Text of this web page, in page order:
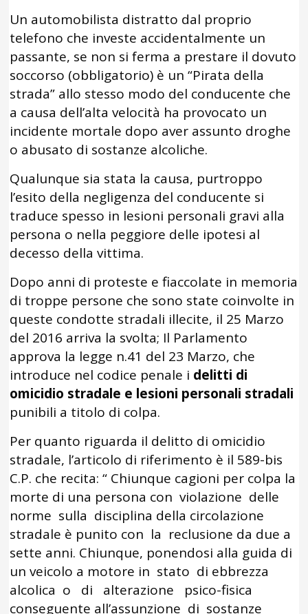
Un automobilista distratto dal proprio
telefono che investe accidentalmente un
passante, se non si ferma a prestare il dovuto
soccorso (obbligatorio) è un “Pirata della
strada” allo stesso modo del conducente che
a causa dell’alta velocità ha provocato un
incidente mortale dopo aver assunto droghe
o abusato di sostanze alcoliche.
Qualunque sia stata la causa, purtroppo
l’esito della negligenza del conducente si
traduce spesso in lesioni personali gravi alla
persona o nella peggiore delle ipotesi al
decesso della vittima.
Dopo anni di proteste e fiaccolate in memoria
di troppe persone che sono state coinvolte in
queste condotte stradali illecite, il 25 Marzo
del 2016 arriva la svolta; Il Parlamento
approva la legge n.41 del 23 Marzo, che
introduce nel codice penale i delitti di
omicidio stradale e lesioni personali stradali
punibili a titolo di colpa.
Per quanto riguarda il delitto di omicidio
stradale, l’articolo di riferimento è il 589-bis
C.P. che recita: “ Chiunque cagioni per colpa la
morte di una persona con violazione delle
norme sulla disciplina della circolazione
stradale è punito con la reclusione da due a
sette anni. Chiunque, ponendosi alla guida di
un veicolo a motore in stato di ebbrezza
alcolica o di alterazione psico-fisica
conseguente all’assunzione di sostanze